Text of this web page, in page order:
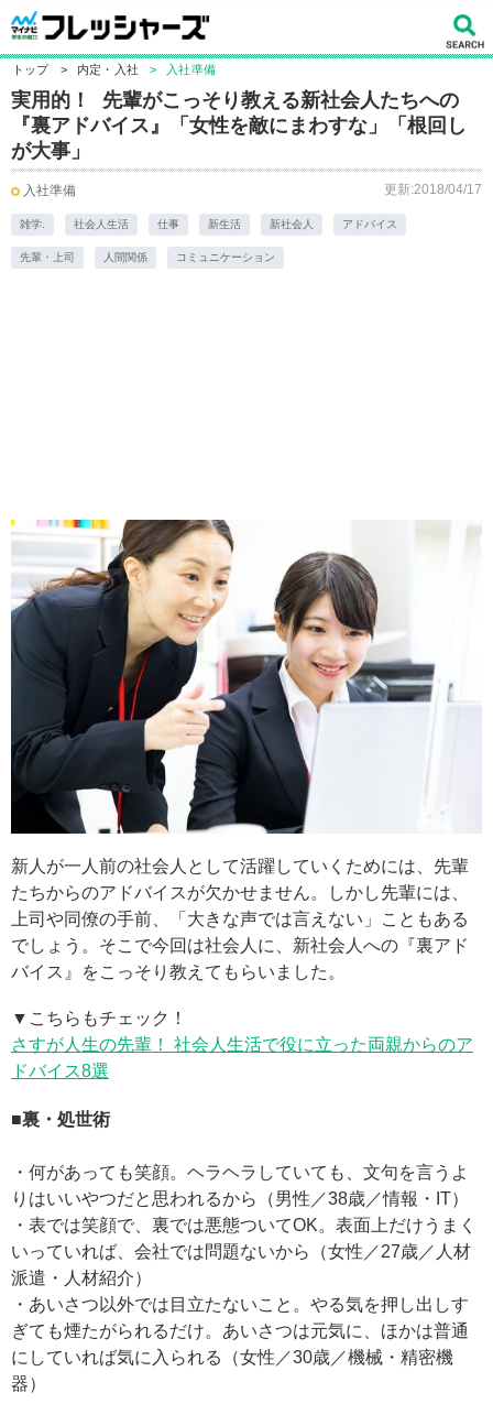
トップ > 内定・入社 > 入社準備
実用的！ 先輩がこっそり教える新社会人たちへの
『裏アドバイス』「女性を敵にまわすな」「根回し
が大事」
入社準備 更新:2018/04/17
雑学. 社会人生活 仕事 新生活 新社会人 アドバイス
先輩・上司 人間関係 コミュニケーション
新人が一人前の社会人として活躍していくためには、先輩
たちからのアドバイスが欠かせません。しかし先輩には、
上司や同僚の手前、「大きな声では言えない」こともある
でしょう。そこで今回は社会人に、新社会人への『裏アド
バイス』をこっそり教えてもらいました。
▼こちらもチェック！
さすが人生の先輩！ 社会人生活で役に立った両親からのア
ドバイス8選
■裏・処世術
・何があっても笑顔。ヘラヘラしていても、文句を言うよ
りはいいやつだと思われるから（男性／38歳／情報・IT）
・表では笑顔で、裏では悪態ついてOK。表面上だけうまく
いっていれば、会社では問題ないから（女性／27歳／人材
派遣・人材紹介）
・あいさつ以外では目立たないこと。やる気を押し出しす
ぎても煙たがられるだけ。あいさつは元気に、ほかは普通
にしていれば気に入られる（女性／30歳／機械・精密機
器）